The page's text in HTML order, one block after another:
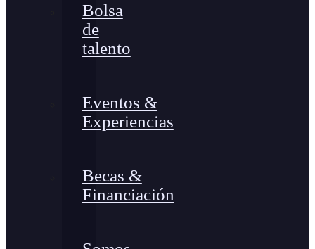
Bolsa
de
talento
Eventos &
Experiencias
Becas &
Financiación